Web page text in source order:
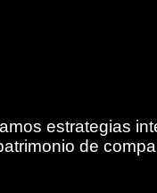
estrategias
de